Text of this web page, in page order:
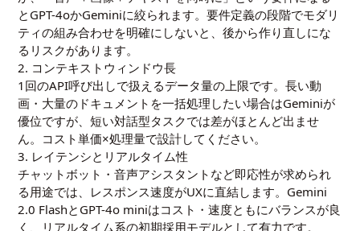
とGPT-4oかGeminiに絞られます。要件定義の段階でモダリ
ティの組み合わせを明確にしないと、後から作り直しにな
るリスクがあります。
2. コンテキストウィンドウ長
1回のAPI呼び出しで扱えるデータ量の上限です。長い動
画・大量のドキュメントを一括処理したい場合はGeminiが
優位ですが、短い対話型タスクでは差がほとんど出ませ
ん。コスト単価×処理量で設計してください。
3. レイテンシとリアルタイム性
チャットボット・音声アシスタントなど即応性が求められ
る用途では、レスポンス速度がUXに直結します。Gemini
2.0 FlashとGPT-4o miniはコスト・速度ともにバランスが良
く、リアルタイム系の初期採用モデルとして有力です。